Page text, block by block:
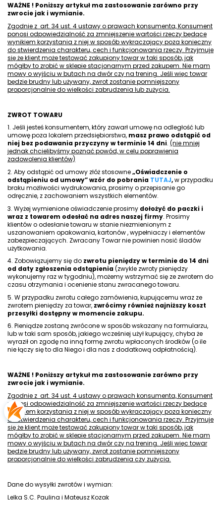
WAŻNE ! Poniższy artykuł ma zastosowanie zarówno przy
zwrocie jak i wymianie.
Zgodnie z art. 34 ust. 4 ustawy o prawach konsumenta, Konsument
ponosi odpowiedzialność za zmniejszenie wartości rzeczy będące
wynikiem korzystania z niej w sposób wykraczający poza konieczny
do stwierdzenia charakteru, cech i funkcjonowania rzeczy. Przyjmuje
się że klient może testować zakupiony towar w taki sposób, jak
mógłby to zrobić w sklepie stacjonarnym przed zakupem. Nie mam
mowy o wyjściu w butach na dwór czy na trening. Jeśli więc towar
będzie brudny lub używany, zwrot zostanie pomniejszony
proporcjonalnie do wielkości zabrudzenia lub zużycia.
ZWROT TOWARU
1. Jeśli jesteś konsumentem, który zawarł umowę na odległość lub
umowę poza lokalem przedsiębiorstwa, masz prawo odstąpić od
niej bez podawania przyczyny w terminie 14 dni. (nie mniej
jednak chcielibyśmy poznać powód, w celu poprawienia
zadowolenia klientów)
2. Aby odstąpić od umowy złóż stosowne„Oświadczenie o
odstąpieniu od umowy” wzór do pobrania TUTAJ,w przypadku
braku możliwości wydrukowania, prosimy o przepisanie go
odręcznie, z zachowaniem wszystkich elementów.
3. Wyżej wymienione oświadczenie prosimy dołożyć do paczki i
wraz z towarem odesłać na adres naszej firmy. Prosimy
klientów o odesłanie towaru w stanie niezmienionym z
uszanowaniem opakowania, kartonów , wypełniaczy i elementów
zabezpieczających. Zwracany Towar nie powinien nosić śladów
użytkowania.
4. Zobowiązujemy się do zwrotu pieniędzy w terminie do 14 dni
od daty zgłoszenia odstąpienia(zwykle zwroty pieniędzy
wykonujemy raz w tygodniu), możemy wstrzymać się ze zwrotem do
czasu otrzymania i ocenienie stanu zwracanego towaru.
5. W przypadku zwrotu całego zamówienia, kupującemu wraz ze
zwrotem pieniędzy za towar, zwrócimy również najniższy koszt
przesyłki dostępny w momencie zakupu.
6. Pieniądze zostaną zwrócone w sposób wskazany na formularzu,
lub w taki sam sposób, jakiego wcześniej użył kupujący, chyba że
wyraził on zgodę na inną formę zwrotu wpłaconych środków (o ile
nie łączy się to dla Niego i dla nas z dodatkową odpłatnością).
WAŻNE ! Poniższy artykuł ma zastosowanie zarówno przy
zwrocie jak i wymianie.
Zgodnie z art. 34 ust. 4 ustawy o prawach konsumenta, Konsument
ponosi odpowiedzialność za zmniejszenie wartości rzeczy będące
wynikiem korzystania z niej w sposób wykraczający poza konieczny
do stwierdzenia charakteru, cech i funkcjonowania rzeczy. Przyjmuje
się że klient może testować zakupiony towar w taki sposób, jak
mógłby to zrobić w sklepie stacjonarnym przed zakupem. Nie mam
mowy o wyjściu w butach na dwór czy na trening. Jeśli więc towar
będzie brudny lub używany, zwrot zostanie pomniejszony
proporcjonalnie do wielkości zabrudzenia czy zużycia.
Dane do wysyłki zwrotów i wymian:
Lelka S.C. Paulina i Mateusz Kozak